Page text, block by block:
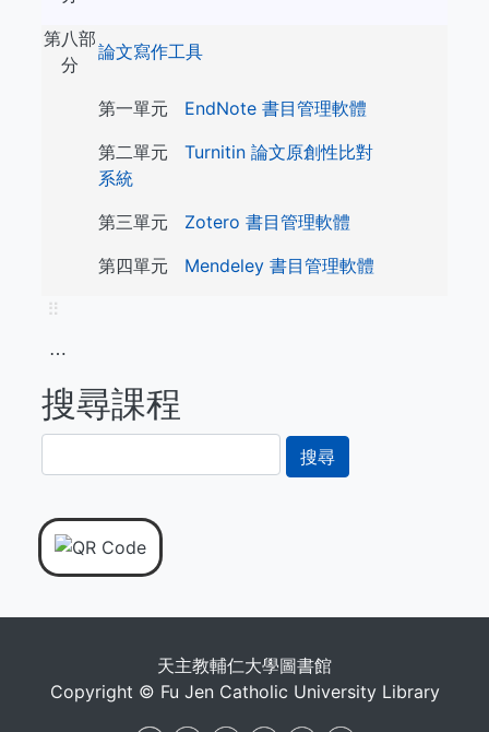
第八部
分
論文寫作工具
第一單元 EndNote 書目管理軟體
第二單元 Turnitin 論文原創性比對
系統
第三單元 Zotero 書目管理軟體
第四單元 Mendeley 書目管理軟體
⠿
⋯
搜尋課程
尋
天主教輔仁大學圖書館
Copyright © Fu Jen Catholic University Library